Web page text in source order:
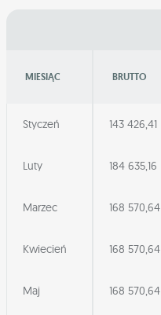
MIESIĄC BRUTTO
Styczeń 143 426,41
Luty 184 635,16
Marzec 168 570,64
Kwiecień 168 570,64
Maj 168 570,64